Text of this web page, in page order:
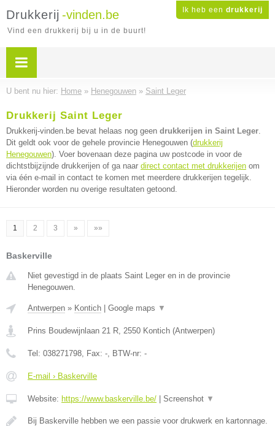
Ik heb een drukkerij
Drukkerij -vinden.be
Vind een drukkerij bij u in de buurt!
U bent nu hier: Home » Henegouwen » Saint Leger
Drukkerij Saint Leger
Drukkerij-vinden.be bevat helaas nog geen drukkerijen in Saint Leger.
Dit geldt ook voor de gehele provincie Henegouwen (drukkerij
Henegouwen). Voer bovenaan deze pagina uw postcode in voor de
dichtstbijzijnde drukkerijen of ga naar direct contact met drukkerijen om
via één e-mail in contact te komen met meerdere drukkerijen tegelijk.
Hieronder worden nu overige resultaten getoond.
1 2 3 » »»
Baskerville
Niet gevestigd in de plaats Saint Leger en in de provincie
Henegouwen.
Antwerpen » Kontich Google maps ▼
Prins Boudewijnlaan 21 R, 2550 Kontich (Antwerpen)
Tel: 038271798, Fax: -, BTW-nr: -
E-mail › Baskerville
Website: https://www.baskerville.be/ Screenshot ▼
Bij Baskerville hebben we een passie voor drukwerk en kartonnage.